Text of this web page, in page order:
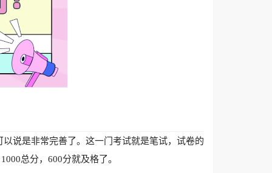
说是非常完善了。这一门考试就是笔试，试卷的
总分，600分就及格了。